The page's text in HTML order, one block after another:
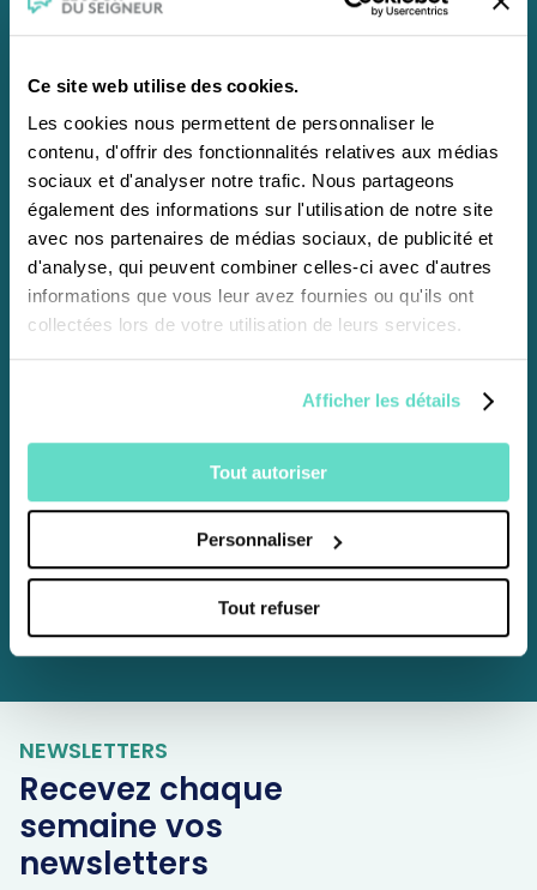
Ce site web utilise des cookies.
Les cookies nous permettent de personnaliser le
contenu, d'offrir des fonctionnalités relatives aux médias
sociaux et d'analyser notre trafic. Nous partageons
également des informations sur l'utilisation de notre site
avec nos partenaires de médias sociaux, de publicité et
d'analyse, qui peuvent combiner celles-ci avec d'autres
informations que vous leur avez fournies ou qu'ils ont
collectées lors de votre utilisation de leurs services.
Afficher les détails
Tout autoriser
Personnaliser
Tout refuser
J'abonne un proche
Pour s'abonner
par courrier
45 bis, rue de la Glacière
Je télécharge le bon
d'abonnement
NEWSLETTERS
Recevez chaque
semaine vos
newsletters